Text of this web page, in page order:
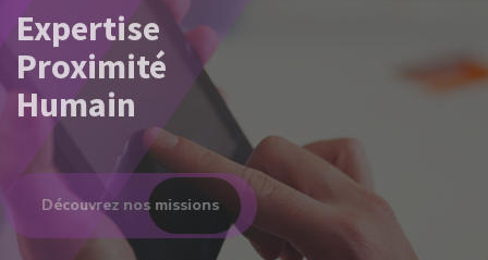
Expertise
Proximité
Humain
Découvrez nos missions